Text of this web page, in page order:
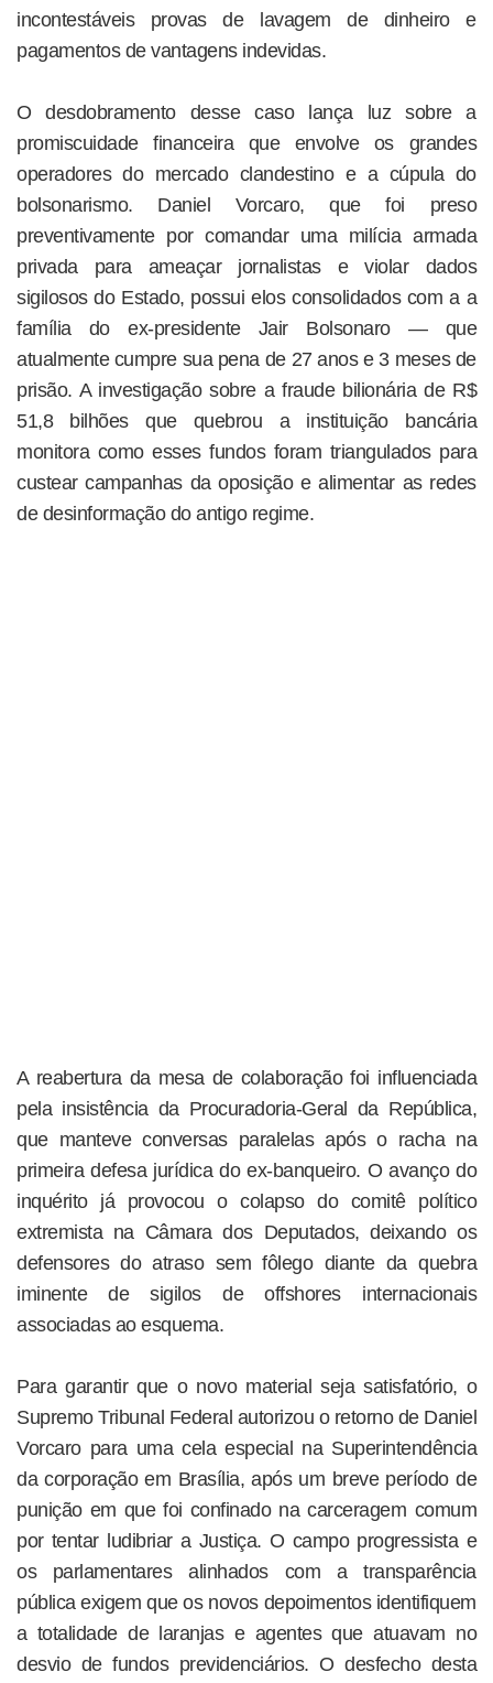
incontestáveis provas de lavagem de dinheiro e
pagamentos de vantagens indevidas.
O desdobramento desse caso lança luz sobre a
promiscuidade financeira que envolve os grandes
operadores do mercado clandestino e a cúpula do
bolsonarismo. Daniel Vorcaro, que foi preso
preventivamente por comandar uma milícia armada
privada para ameaçar jornalistas e violar dados
sigilosos do Estado, possui elos consolidados com a a
família do ex-presidente Jair Bolsonaro — que
atualmente cumpre sua pena de 27 anos e 3 meses de
prisão. A investigação sobre a fraude bilionária de R$
51,8 bilhões que quebrou a instituição bancária
monitora como esses fundos foram triangulados para
custear campanhas da oposição e alimentar as redes
de desinformação do antigo regime.
A reabertura da mesa de colaboração foi influenciada
pela insistência da Procuradoria-Geral da República,
que manteve conversas paralelas após o racha na
primeira defesa jurídica do ex-banqueiro. O avanço do
inquérito já provocou o colapso do comitê político
extremista na Câmara dos Deputados, deixando os
defensores do atraso sem fôlego diante da quebra
iminente de sigilos de offshores internacionais
associadas ao esquema.
Para garantir que o novo material seja satisfatório, o
Supremo Tribunal Federal autorizou o retorno de Daniel
Vorcaro para uma cela especial na Superintendência
da corporação em Brasília, após um breve período de
punição em que foi confinado na carceragem comum
por tentar ludibriar a Justiça. O campo progressista e
os parlamentares alinhados com a transparência
pública exigem que os novos depoimentos identifiquem
a totalidade de laranjas e agentes que atuavam no
desvio de fundos previdenciários. O desfecho desta